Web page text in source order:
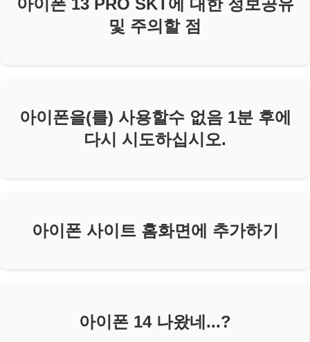
아이폰 13 PRO SKT에 대한 정보공유
및 주의할 점
아이폰을(를) 사용할수 없음 1분 후에
다시 시도하십시오.
아이폰 사이트 홈화면에 추가하기
아이폰 14 나왔네...?